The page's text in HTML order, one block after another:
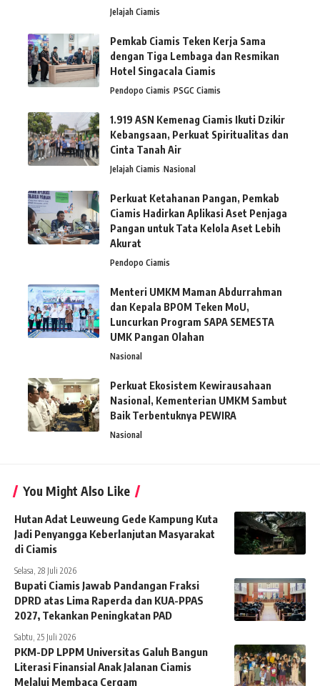
Jelajah Ciamis
Pemkab Ciamis Teken Kerja Sama
dengan Tiga Lembaga dan Resmikan
Hotel Singacala Ciamis
Pendopo Ciamis PSGC Ciamis
1.919 ASN Kemenag Ciamis Ikuti Dzikir
Kebangsaan, Perkuat Spiritualitas dan
Cinta Tanah Air
Jelajah Ciamis Nasional
Perkuat Ketahanan Pangan, Pemkab
Ciamis Hadirkan Aplikasi Aset Penjaga
Pangan untuk Tata Kelola Aset Lebih
Akurat
Pendopo Ciamis
Menteri UMKM Maman Abdurrahman
dan Kepala BPOM Teken MoU,
Luncurkan Program SAPA SEMESTA
UMK Pangan Olahan
Nasional
Perkuat Ekosistem Kewirausahaan
Nasional, Kementerian UMKM Sambut
Baik Terbentuknya PEWIRA
Nasional
You Might Also Like
Hutan Adat Leuweung Gede Kampung Kuta
Jadi Penyangga Keberlanjutan Masyarakat
di Ciamis
Selasa, 28 Juli 2026
Bupati Ciamis Jawab Pandangan Fraksi
DPRD atas Lima Raperda dan KUA-PPAS
2027, Tekankan Peningkatan PAD
Sabtu, 25 Juli 2026
PKM-DP LPPM Universitas Galuh Bangun
Literasi Finansial Anak Jalanan Ciamis
Melalui Membaca Cergam